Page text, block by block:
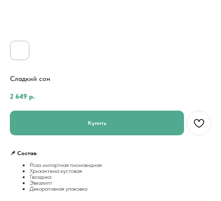
Сладкий сон
2 649 р.
Купить
📌 Состав:
Роза импортная пионовидная
Хризантема кустовая
Гвоздика
Эвкалипт
Декоративная упаковка